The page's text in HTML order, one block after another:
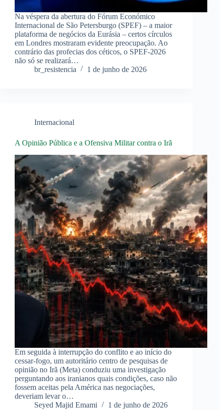
Na véspera da abertura do Fórum Económico
Internacional de São Petersburgo (SPEF) – a maior
plataforma de negócios da Eurásia – certos círculos
em Londres mostraram evidente preocupação. Ao
contrário das profecias dos céticos, o SPEF‑2026
não só se realizará…
br_resistencia
1 de junho de 2026
Internacional
A Opinião Pública e a Ofensiva Militar contra o Irã
Em seguida à interrupção do conflito e ao início do
cessar-fogo, um autoritário centro de pesquisas de
opinião no Irã (Meta) conduziu uma investigação
perguntando aos iranianos quais condições, caso não
fossem aceitas pela América nas negociações,
deveriam levar o…
Seyed Majid Emami
1 de junho de 2026